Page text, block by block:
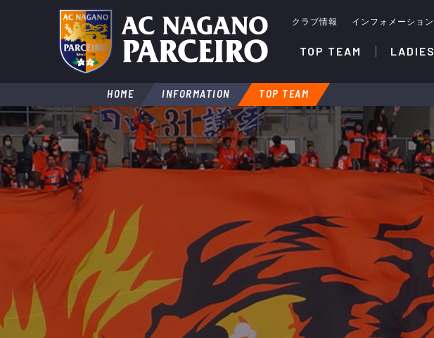
クラブ情報 インフォメーション
TOP TEAM LADIES
HOME INFORMATION TOP TEAM